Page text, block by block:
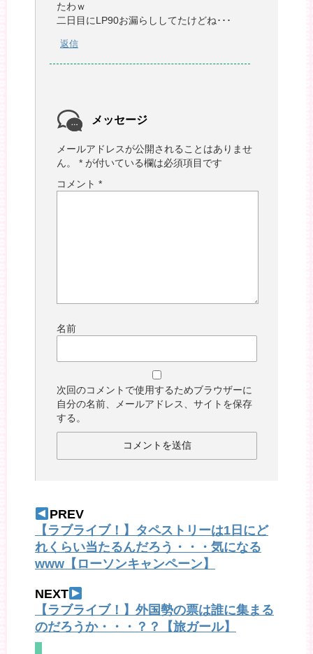
たわｗ
二日目にLP90お漏らししてたけどね･･･
返信
メッセージ
メールアドレスが公開されることはありませ
ん。
* が付いている欄は必須項目です
コメント *
名前
次回のコメントで使用するためブラウザーに
自分の名前、メールアドレス、サイトを保存
する。
PREV
【ラブライブ！】タペストリーは1日にど
れくらい当たるんだろう・・・気になる
www【ローソンキャンペーン】
NEXT
【ラブライブ！】外国勢の票は誰に集まる
のだろうか・・・？？【旅ガール】